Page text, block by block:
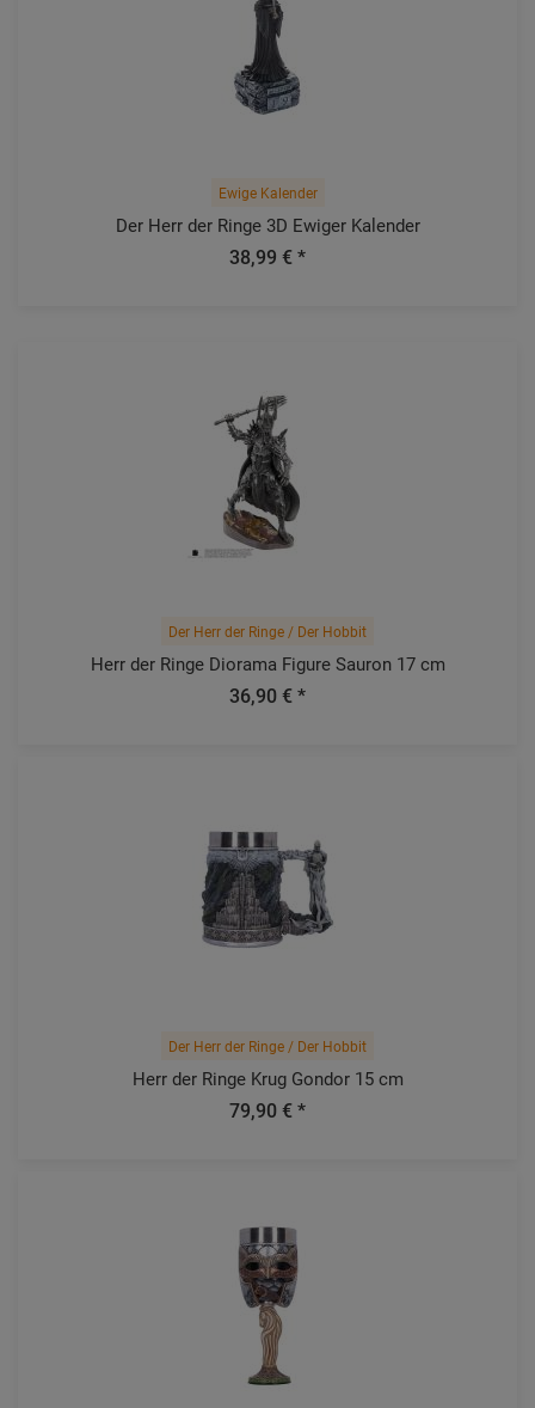
Ewige Kalender
Der Herr der Ringe 3D Ewiger Kalender
38,99 € *
Der Herr der Ringe / Der Hobbit
Herr der Ringe Diorama Figure Sauron 17 cm
36,90 € *
Der Herr der Ringe / Der Hobbit
Herr der Ringe Krug Gondor 15 cm
79,90 € *